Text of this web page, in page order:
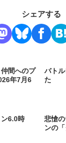
シェアする
間へのプ
年7月6
バト
た
6.0時
悲愴
ンの